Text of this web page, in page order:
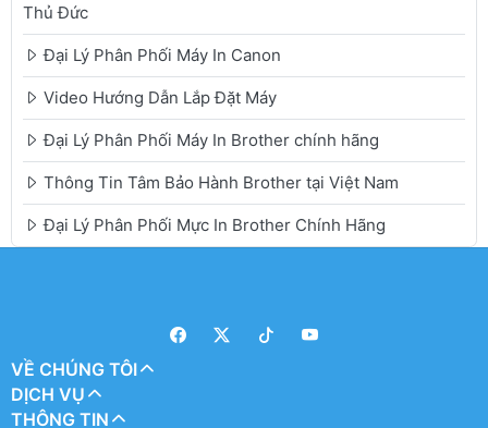
Thủ Đức
Đại Lý Phân Phối Máy In Canon
Video Hướng Dẫn Lắp Đặt Máy
Đại Lý Phân Phối Máy In Brother chính hãng
Thông Tin Tâm Bảo Hành Brother tại Việt Nam
Đại Lý Phân Phối Mực In Brother Chính Hãng
VỀ CHÚNG TÔI
DỊCH VỤ
THÔNG TIN